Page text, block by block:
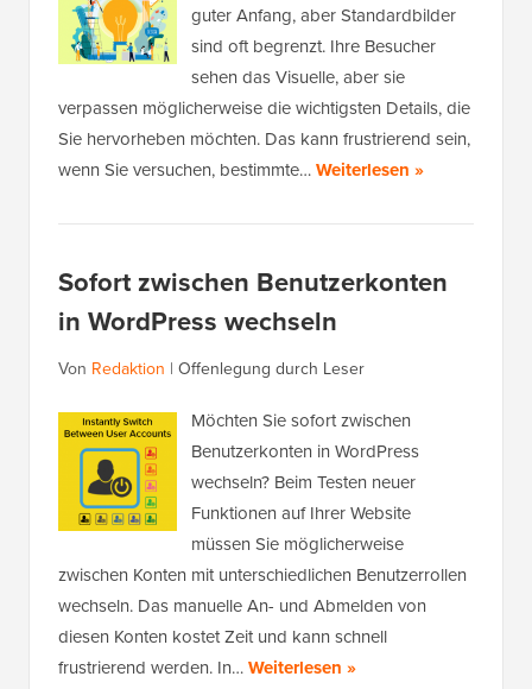
guter Anfang, aber Standardbilder
sind oft begrenzt. Ihre Besucher
sehen das Visuelle, aber sie
verpassen möglicherweise die wichtigsten Details, die
Sie hervorheben möchten. Das kann frustrierend sein,
wenn Sie versuchen, bestimmte…Weiterlesen »
Sofort zwischen Benutzerkonten
in WordPress wechseln
Von Redaktion | Offenlegung durch Leser
Möchten Sie sofort zwischen
Benutzerkonten in WordPress
wechseln? Beim Testen neuer
Funktionen auf Ihrer Website
müssen Sie möglicherweise
zwischen Konten mit unterschiedlichen Benutzerrollen
wechseln. Das manuelle An- und Abmelden von
diesen Konten kostet Zeit und kann schnell
frustrierend werden. In…Weiterlesen »